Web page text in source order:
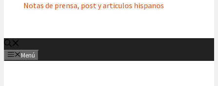
Notas de prensa, post y articulos hispanos
Menú